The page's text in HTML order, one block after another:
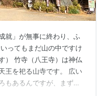
就」が無事に終わり、ふ
ってもまだ山の中ですけ
） 竹寺（八王寺）は神仏
王を祀る山寺です。 広い
もあるんですが、まずは